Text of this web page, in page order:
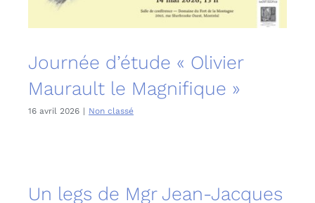
Journée d’étude « Olivier
Maurault le Magnifique »
16 avril 2026 | Non classé
Un legs de Mgr Jean-Jacques